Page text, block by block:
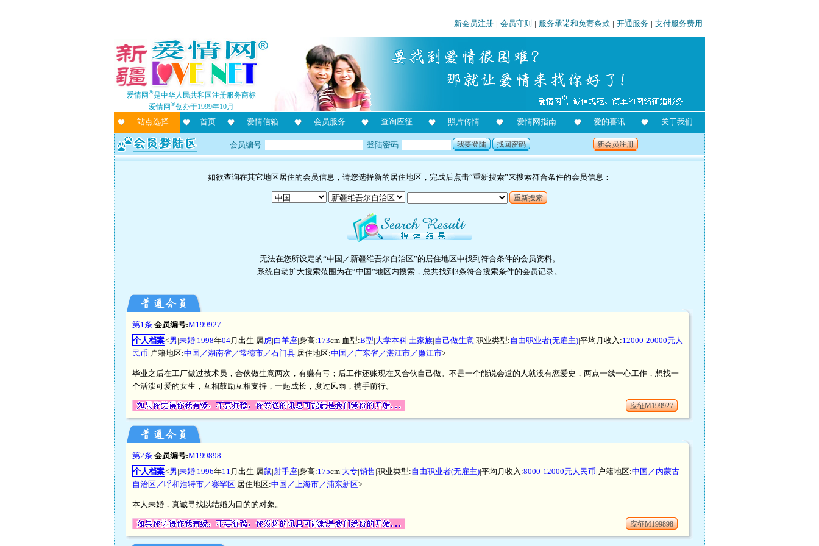
新会员注册 | 会员守则 | 服务承诺和免责条款 | 开通服务 | 支付服务费用
爱情网®是中华人民共和国注册服务商标
爱情网®创办于1999年10月
站点选择 首页 爱情信箱 会员服务 查询应征 照片传情 爱情网指南 爱的喜讯 关于我们
会员编号: 登陆密码: 我要登陆 找回密码 新会员注册
如欲查询在其它地区居住的会员信息，请您选择新的居住地区，完成后点击“重新搜索”来搜索符合条件的会员信息：
重新搜索
无法在您所设定的“中国／新疆维吾尔自治区”的居住地区中找到符合条件的会员资料。
系统自动扩大搜索范围为在“中国”地区内搜索，总共找到3条符合搜索条件的会员记录。
第1条 会员编号:M199927
个人档案<男|未婚|1998年04 月出生|属虎|白羊座|身高:173cm|血型:B型|大学本科|土家族|自己做生意|职业类型:自由职业者(无雇主)|平均月收入:12000-20000元人
民币|户籍地区:中国／湖南省／常德市／石门县|居住地区:中国／广东省／湛江市／廉江市>
毕业之后在工厂做过技术员，合伙做生意两次，有赚有亏；后工作还账现在又合伙自己做。不是一个能说会道的人就没有恋爱史，两点一线一心工作，想找一
个活泼可爱的女生，互相鼓励互相支持，一起成长，度过风雨，携手前行。
应征M199927
第2条 会员编号:M199898
个人档案<男|未婚|1996年11 月出生|属鼠|射手座|身高:175cm|大专|销售|职业类型:自由职业者(无雇主)|平均月收入:8000-12000元人民币|户籍地区:中国／内蒙古
自治区／呼和浩特市／赛罕区|居住地区:中国／上海市／浦东新区>
本人未婚，真诚寻找以结婚为目的的对象。
应征M199898